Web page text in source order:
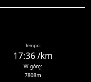
Tempo:
17:36 /km
W górę:
7808m